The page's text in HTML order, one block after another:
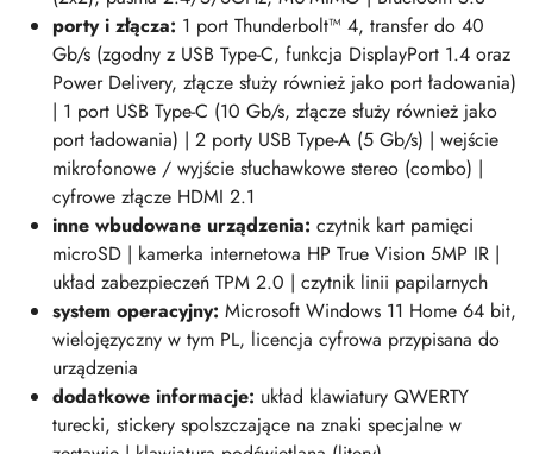
porty i złącza: 1 port Thunderbolt™ 4, transfer do 40
Gb/s (zgodny z USB Type-C, funkcja DisplayPort 1.4 oraz
Power Delivery, złącze służy również jako port ładowania)
| 1 port USB Type-C (10 Gb/s, złącze służy również jako
port ładowania) | 2 porty USB Type-A (5 Gb/s) | wejście
mikrofonowe / wyjście słuchawkowe stereo (combo) |
cyfrowe złącze HDMI 2.1
inne wbudowane urządzenia: czytnik kart pamięci
microSD | kamerka internetowa HP True Vision 5MP IR |
układ zabezpieczeń TPM 2.0 | czytnik linii papilarnych
system operacyjny: Microsoft Windows 11 Home 64 bit,
wielojęzyczny w tym PL, licencja cyfrowa przypisana do
urządzenia
dodatkowe informacje: układ klawiatury QWERTY
turecki, stickery spolszczające na znaki specjalne w